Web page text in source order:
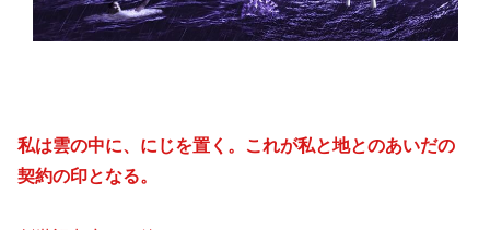
私は雲の中に、にじを置く。これが私と地とのあいだの
契約の印となる。